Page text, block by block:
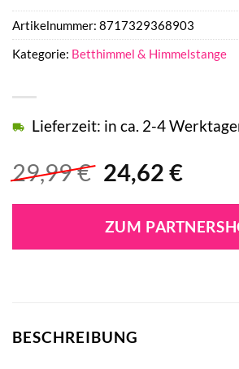
29,99€
war:
29,99 €
24,62 €
ist:
24,62
Lieferzeit: in ca. 2-4
ZUM
Artikelnummer: 8717329368903
Kategorie: Betthimmel & Himmelstange
BESCHREIBUNG